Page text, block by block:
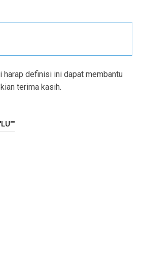
harap definisi ini dapat membantu
terima kasih.